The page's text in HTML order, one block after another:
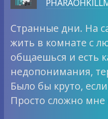
Странные дни. На
жить в комнате с
общаешься и есть
недопонимания,
Было бы круто,
Просто сложно мне